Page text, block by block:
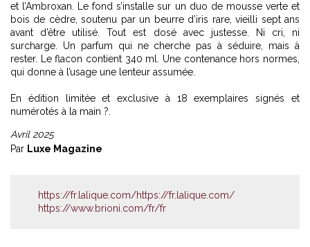
et l’Ambroxan. Le fond s’installe sur un duo de mousse verte et
bois de cèdre, soutenu par un beurre d’iris rare, vieilli sept ans
avant d’être utilisé. Tout est dosé avec justesse. Ni cri, ni
surcharge. Un parfum qui ne cherche pas à séduire, mais à
rester. Le flacon contient 340 ml. Une contenance hors normes,
qui donne à l’usage une lenteur assumée.
En édition limitée et exclusive à 18 exemplaires signés et
numérotés à la main ?.
Avril 2025
Par Luxe Magazine
https://fr.lalique.com/https://fr.lalique.com/
https://www.brioni.com/fr/fr